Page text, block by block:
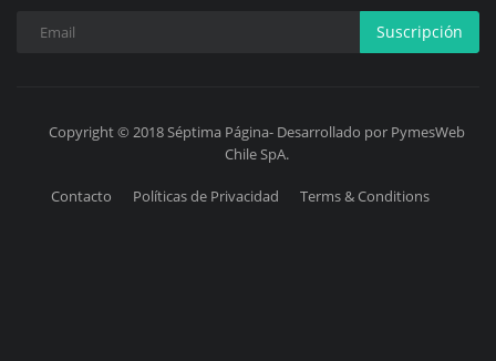
Suscripción
Copyright © 2018 Séptima Página- Desarrollado por PymesWeb
Chile SpA.
Contacto Políticas de Privacidad Terms & Conditions